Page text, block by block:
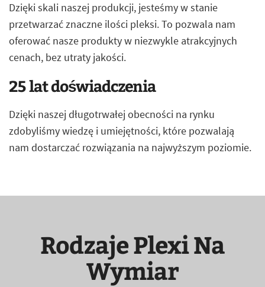
Dzięki skali naszej produkcji, jesteśmy w stanie
przetwarzać znaczne ilości pleksi. To pozwala nam
oferować nasze produkty w niezwykle atrakcyjnych
cenach, bez utraty jakości.
25 lat doświadczenia
Dzięki naszej długotrwałej obecności na rynku
zdobyliśmy wiedzę i umiejętności, które pozwalają
nam dostarczać rozwiązania na najwyższym poziomie.
Rodzaje Plexi Na
Wymiar